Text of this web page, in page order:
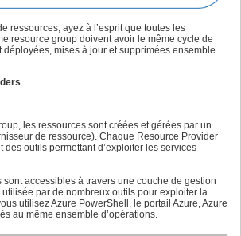
ressources, ayez à l’esprit que toutes les
resource group doivent avoir le même cycle de
mises à jour et supprimées ensemble.
les ressources sont créées et gérées par un
de ressource). Chaque Resource Provider
des outils permettant d’exploiter les services
sont accessibles à travers une couche de gestion
par de nombreux outils pour exploiter la
utilisez Azure PowerShell, le portail Azure, Azure
au même ensemble d’opérations.